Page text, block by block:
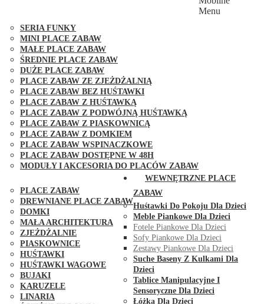
SERIA FUNKY
MINI PLACE ZABAW
MAŁE PLACE ZABAW
ŚREDNIE PLACE ZABAW
DUŻE PLACE ZABAW
PLACE ZABAW ZE ZJEŻDŻALNIĄ
PLACE ZABAW BEZ HUŚTAWKI
PLACE ZABAW Z HUŚTAWKĄ
PLACE ZABAW Z PODWÓJNĄ HUŚTAWKĄ
PLACE ZABAW Z PIASKOWNICĄ
PLACE ZABAW Z DOMKIEM
PLACE ZABAW WSPINACZKOWE
PLACE ZABAW DOSTĘPNE W 48H
MODUŁY I AKCESORIA DO PLACÓW ZABAW
PLACE ZABAW
DREWNIANE PLACE ZABAW
DOMKI
MAŁA ARCHITEKTURA
ZJEŻDŻALNIE
PIASKOWNICE
HUŚTAWKI
HUŚTAWKI WAGOWE
BUJAKI
KARUZELE
LINARIA
Menu
WEWNĘTRZNE PLACE
ZABAW
Huśtawki Do Pokoju Dla Dzieci
Meble Piankowe Dla Dzieci
Fotele Piankowe Dla Dzieci
Sofy Piankowe Dla Dzieci
Zestawy Piankowe Dla Dzieci
Suche Baseny Z Kulkami Dla
Dzieci
Tablice Manipulacyjne I
Sensoryczne Dla Dzieci
Łóżka Dla Dzieci